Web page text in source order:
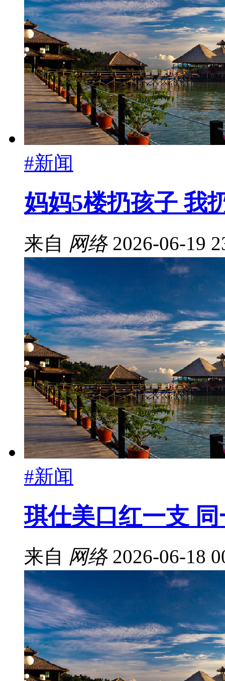
#新闻
妈妈5楼扔孩子 我
来自 网络 2026-06-19
#新闻
琪仕美口红一支
来自 网络 2026-06-18